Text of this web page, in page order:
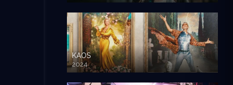
KAOS
2024